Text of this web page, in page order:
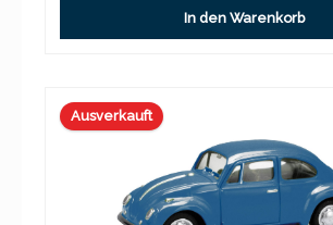
In den Warenkorb
Ausverkauft